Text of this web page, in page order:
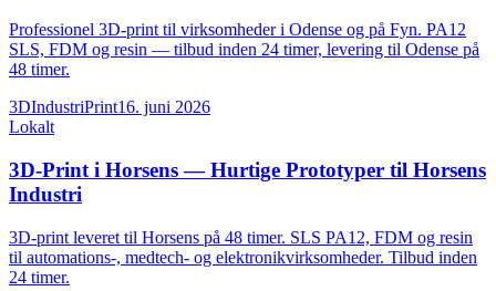
Professionel 3D-print til virksomheder i Odense og på Fyn. PA12
SLS, FDM og resin — tilbud inden 24 timer, levering til Odense på
48 timer.
3DIndustriPrint16. juni 2026
Lokalt
3D-Print i Horsens — Hurtige Prototyper til Horsens
Industri
3D-print leveret til Horsens på 48 timer. SLS PA12, FDM og resin
til automations-, medtech- og elektronikvirksomheder. Tilbud inden
24 timer.